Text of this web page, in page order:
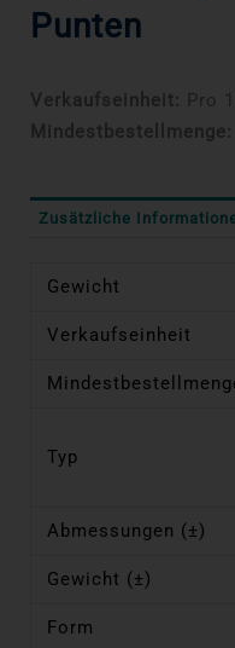
Punten
Verkaufseinheit: Pro
Mindestbestellmenge:
Zusätzliche
Gewicht
Verkaufseinheit
Typ
Abmessungen (±)
Gewicht (±)
Form